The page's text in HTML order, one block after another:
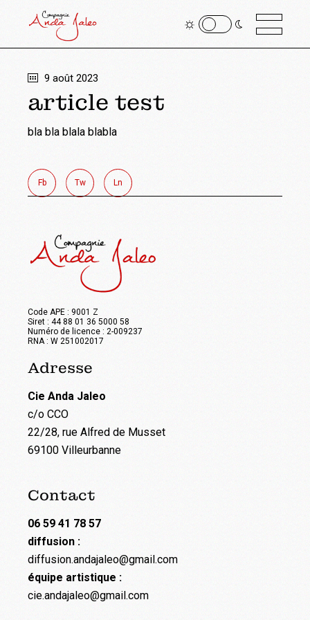
9 août 2023
article test
bla bla blala blabla
Fb Tw Ln
Code APE : 9001 Z
Siret : 44 88 01 36 5000 58
Numéro de licence : 2-009237
RNA : W 251002017
Adresse
Cie Anda Jaleo
c/o CCO
22/28, rue Alfred de Musset
69100 Villeurbanne
Contact
06 59 41 78 57
diffusion :
diffusion.andajaleo@gmail.com
équipe artistique :
cie.andajaleo@gmail.com